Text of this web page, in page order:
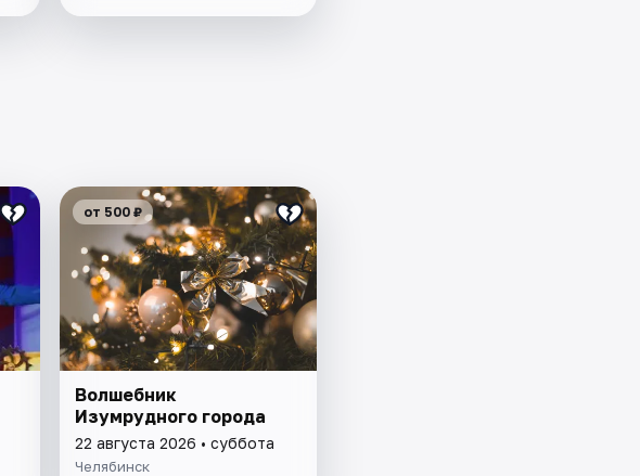
от 500 ₽
Волшебник
Изумрудного города
22 августа 2026 • суббота
Челябинск